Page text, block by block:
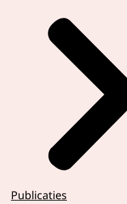
Publicaties